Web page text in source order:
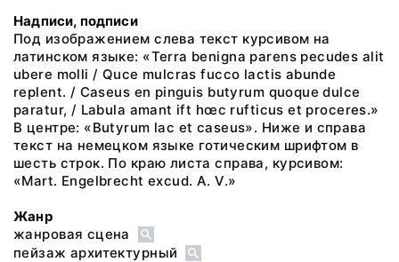
Надписи, подписи
Под изображением слева текст курсивом на
латинском языке: «Terra benigna parens pecudes alit
ubere molli / Quce mulcras fucco lactis abunde
replent. / Caseus en pinguis butyrum quoque dulce
paratur, / Labula amant ift hœc rufticus et proceres.»
В центре: «Butyrum lac et caseus». Ниже и справа
текст на немецком языке готическим шрифтом в
шесть строк. По краю листа справа, курсивом:
«Mart. Engelbrecht excud. A. V.»
Жанр
жанровая сцена
пейзаж архитектурный